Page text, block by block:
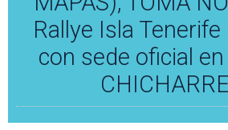
Rallye Isla Tenerife
con sede oficial en